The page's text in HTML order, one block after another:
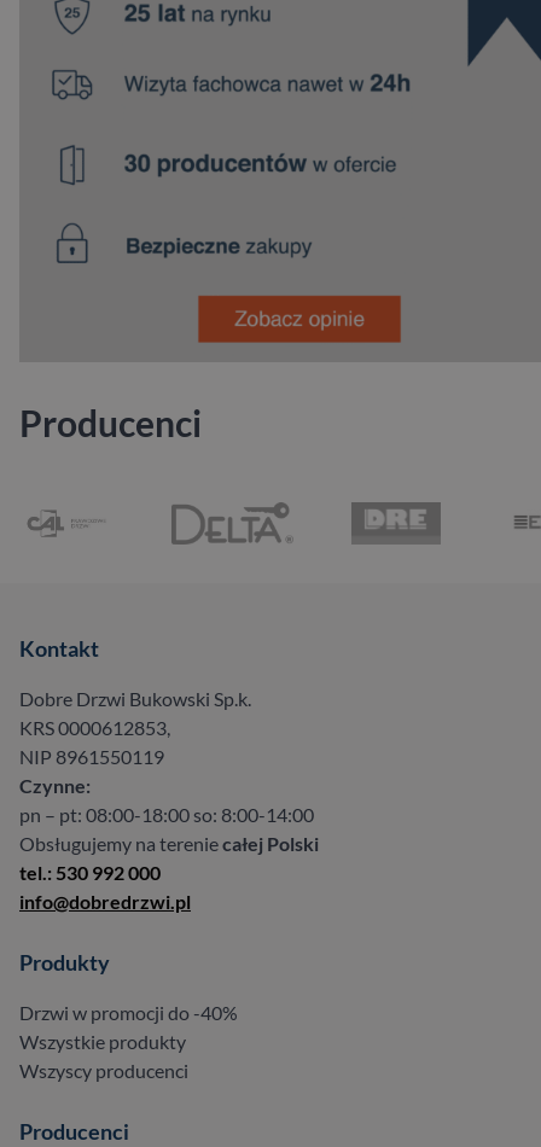
Producenci
Kontakt
Dobre Drzwi Bukowski Sp.k.
KRS 0000612853,
NIP 8961550119
Czynne:
pn – pt: 08:00-18:00 so: 8:00-14:00
Obsługujemy na tereniecałej Polski
tel.: 530 992 000
info@dobredrzwi.pl
Produkty
Drzwi w promocji do -40%
Wszystkie produkty
Wszyscy producenci
Producenci